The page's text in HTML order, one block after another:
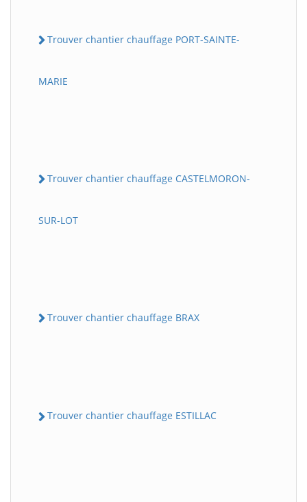
Trouver chantier chauffage PORT-SAINTE-
MARIE
Trouver chantier chauffage CASTELMORON-
SUR-LOT
Trouver chantier chauffage BRAX
Trouver chantier chauffage ESTILLAC